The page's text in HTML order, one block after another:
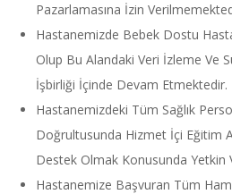
Pazarlamasına İzin
Hastanemizde Bebek Dostu
Olup Bu Alandaki Veri İzleme Ve
İşbirliği İçinde Devam Etmektedir.
Hastanemizdeki Tüm Sağlık
Doğrultusunda Hizmet İçi Eğitim
Destek Olmak Konusunda Yetkin
Hastanemize Başvuran Tüm